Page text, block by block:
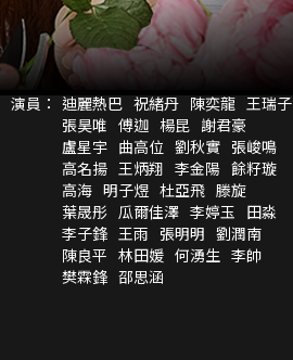
演員： 迪麗熱巴 祝緒丹 陳奕龍 王瑞子
張昊唯 傅迦 楊昆 謝君豪
盧星宇 曲高位 劉秋實 張峻鳴
高名揚 王炳翔 李金陽 餘籽璇
高海 明子煜 杜亞飛 滕旋
葉晟彤 瓜爾佳澤 李婷玉 田淼
李子鋒 王雨 張明明 劉潤南
陳良平 林田媛 何湧生 李帥
樊霖鋒 邵思涵